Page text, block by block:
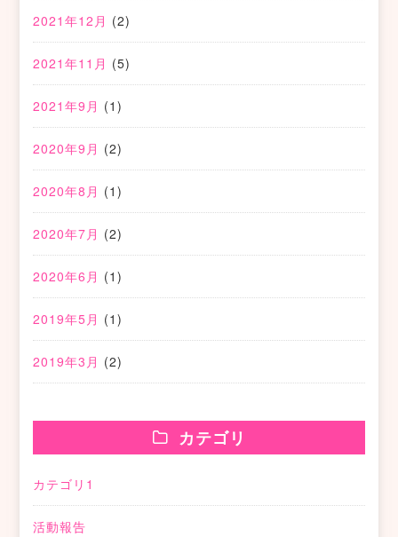
2021年12月 (2)
2021年11月 (5)
2021年9月 (1)
2020年9月 (2)
2020年8月 (1)
2020年7月 (2)
2020年6月 (1)
2019年5月 (1)
2019年3月 (2)
カテゴリ
カテゴリ1
活動報告